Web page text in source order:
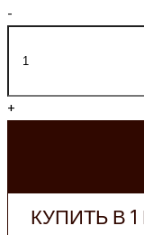
-
+
КУПИТЬ В